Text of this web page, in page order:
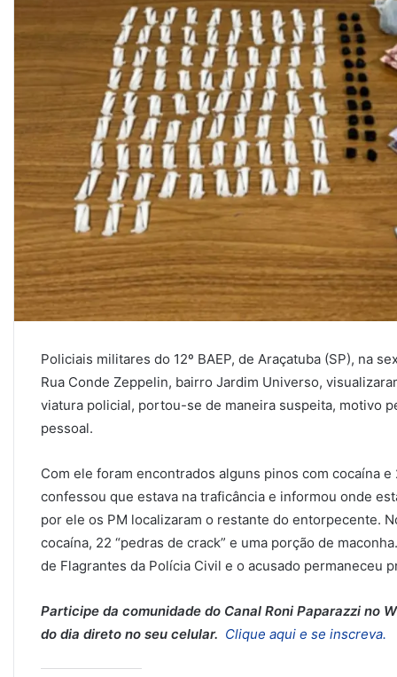
Policiais militares do 12º BAEP, de Araçatuba (SP), na
Rua Conde Zeppelin, bairro Jardim Universo,
viatura policial, portou-se de maneira suspeita, motivo
pessoal.
Com ele foram encontrados alguns pinos com cocaína
confessou que estava na traficância e informou onde
por ele os PM localizaram o restante do entorpecente.
cocaína, 22 “pedras de crack” e uma porção de
de Flagrantes da Polícia Civil e o acusado permaneceu
Participe da comunidade do Canal Roni Paparazzi no
do dia direto no seu celular. Clique aqui e se inscreva.